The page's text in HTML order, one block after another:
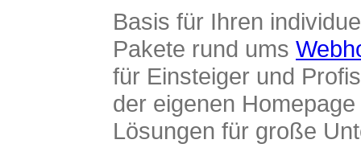
Basis für Ihren
Pakete rund ums
für Einsteiger und
der eigenen
Lösungen für große